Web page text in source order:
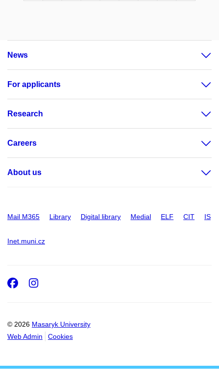
News
For applicants
Research
Careers
About us
Mail M365 Library Digital library Medial ELF CIT IS
Inet.muni.cz
© 2026 Masaryk University
Web Admin
Cookies
Facebook
Instagram